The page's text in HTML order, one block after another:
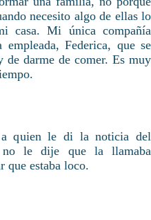
necesito algo de ellas lo
casa. Mi única compañía
Federica, que se
de darme de comer. Es muy
a quien le di la noticia del
le dije que la llamaba
que estaba loco.